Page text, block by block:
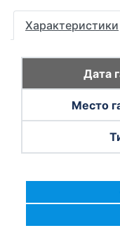
Характеристики